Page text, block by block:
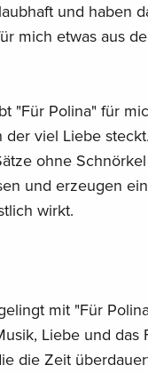
und haben
mich etwas aus
"Für Polina" für
der viel Liebe
ohne
und erzeugen
wirkt.
mit "Für
Liebe und das
die Zeit